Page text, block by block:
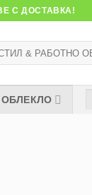
С ДОСТАВКА!